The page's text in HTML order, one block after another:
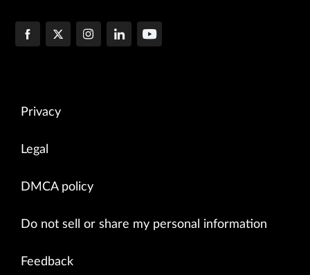
Privacy
Legal
DMCA policy
Do not sell or share my personal information
Feedback